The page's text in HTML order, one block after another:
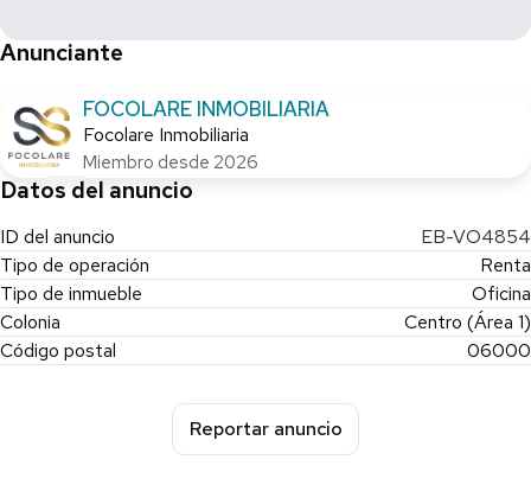
Anunciante
FOCOLARE INMOBILIARIA
Focolare Inmobiliaria
Miembro desde 2026
Datos del anuncio
ID del anuncio
EB-VO4854
Tipo de operación
Renta
Tipo de inmueble
Oficina
Colonia
Centro (Área 1)
Código postal
06000
Reportar anuncio